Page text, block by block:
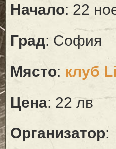
Начало: 22
Град: София
Място: клуб
Цена: 22 лв
Организатор: